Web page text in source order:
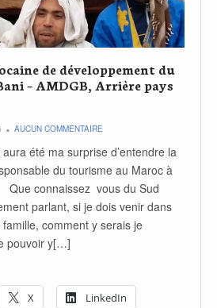
de développement du
– AMDGB, Arrière pays
AUCUN COMMENTAIRE
été ma surprise d’entendre la
du tourisme au Maroc à
connaissez vous du Sud
parlant, si je dois venir dans
comment y serais je
pouvoir y[…]
X LinkedIn